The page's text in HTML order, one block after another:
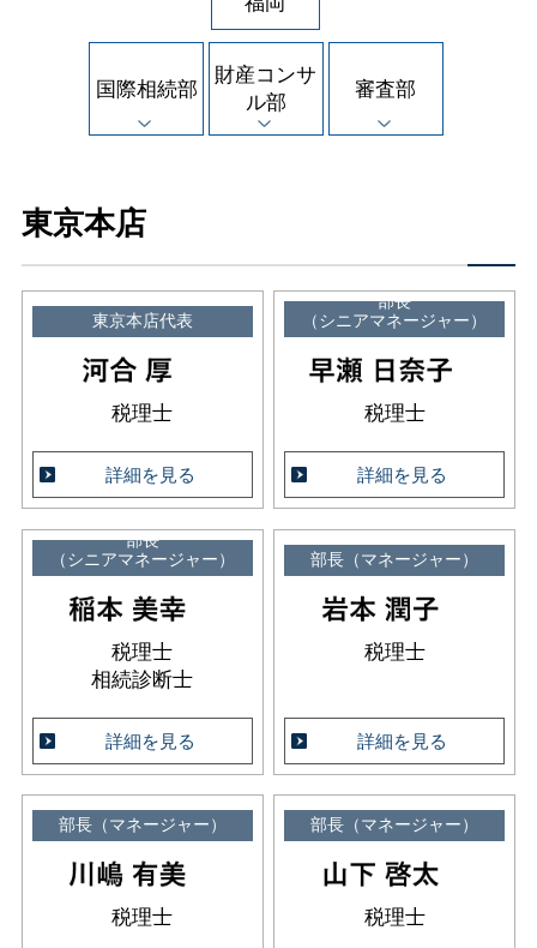
国際相続部
財産コンサ
ル部
審査部
東京本店
東京本店代表
税理士
詳細を見る
部長
（シニアマネージャー）
税理士
詳細を見る
部長
（シニアマネージャー）
税理士
相続診断士
詳細を見る
部長（マネージャー）
税理士
詳細を見る
部長（マネージャー）
税理士
部長（マネージャー）
税理士